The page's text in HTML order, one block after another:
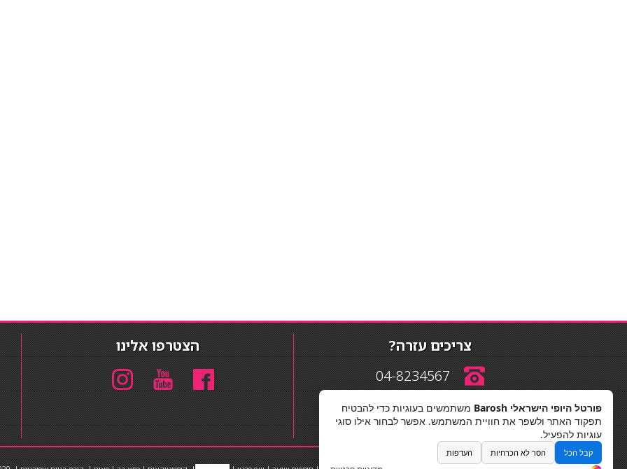
צריכים עזרה?
04-8234567
info@barosh.co.il
הצטרפו אלינו
פורטל היופי הישראלי Barosh
משתמשים בעוגיות כדי להבטיח
תפקוד האתר ולשפר את חוויית המשתמש. אפשר לבחור אילו סוגי
עוגיות להפעיל.
קבל הכל הסר לא הכרחיות העדפות